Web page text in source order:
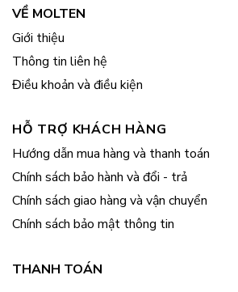
VỀ MOLTEN
Giới thiệu
Thông tin liên hệ
Điều khoản và điều kiện
HỖ TRỢ KHÁCH HÀNG
Hướng dẫn mua hàng và thanh toán
Chính sách bảo hành và đổi - trả
Chính sách giao hàng và vận chuyển
Chính sách bảo mật thông tin
THANH TOÁN